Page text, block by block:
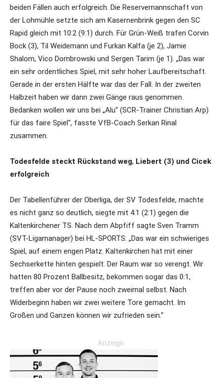
beiden Fällen auch erfolgreich. Die Reservemannschaft von
der Lohmühle setzte sich am Kasernenbrink gegen den SC
Rapid gleich mit 10:2 (9:1) durch. Für Grün-Weiß trafen Corvin
Bock (3), Til Weidemann und Furkan Kalfa (je 2), Jamie
Shalom, Vico Dombrowski und Sergen Tarim (je 1). „Das war
ein sehr ordentliches Spiel, mit sehr hoher Laufbereitschaft.
Gerade in der ersten Hälfte war das der Fall. In der zweiten
Halbzeit haben wir dann zwei Gänge raus genommen.
Bedanken wollen wir uns bei „Alu“ (SCR-Trainer Christian Arp)
für das faire Spiel“, fasste VfB-Coach Serkan Rinal
zusammen.
Todesfelde steckt Rückstand weg, Liebert (3) und Cicek
erfolgreich
Der Tabellenführer der Oberliga, der SV Todesfelde, machte
es nicht ganz so deutlich, siegte mit 4:1 (2:1) gegen die
Kaltenkirchener TS. Nach dem Abpfiff sagte Sven Tramm
(SVT-Ligamanager) bei HL-SPORTS: „Das war ein schwieriges
Spiel, auf einem engen Platz. Kaltenkirchen hat mit einer
Sechserkette hinten gespielt. Der Raum war so verengt. Wir
hatten 80 Prozent Ballbesitz, bekommen sogar das 0:1,
treffen aber vor der Pause noch zweimal selbst. Nach
Widerbeginn haben wir zwei weitere Tore gemacht. Im
Großen und Ganzen können wir zufrieden sein.“
Anzeige